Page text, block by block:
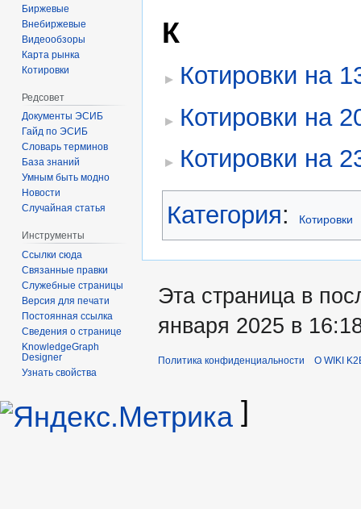
К
Котировки на
Котировки на
Котировки на
Категория: Котировки
Биржевые
Внебиржевые
Видеообзоры
Карта рынка
Котировки
Редсовет
Документы ЭСИБ
Гайд по ЭСИБ
Словарь терминов
База знаний
Умным быть модно
Новости
Случайная статья
Инструменты
Ссылки сюда
Связанные правки
Служебные страницы
Версия для печати
Постоянная ссылка
Сведения о странице
KnowledgeGraph
Designer
Узнать свойства
Эта страница в
января 2025 в
Политика конфиденциальности О WIKI
]